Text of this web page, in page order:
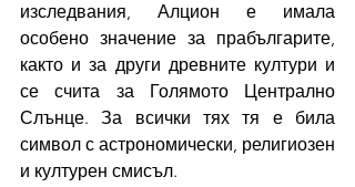
изследвания, Алцион е имала
особено значение за прабългарите,
както и за други древните култури и
се счита за Голямото Централно
Слънце. За всички тях тя е била
символ с астрономически, религиозен
и културен смисъл.